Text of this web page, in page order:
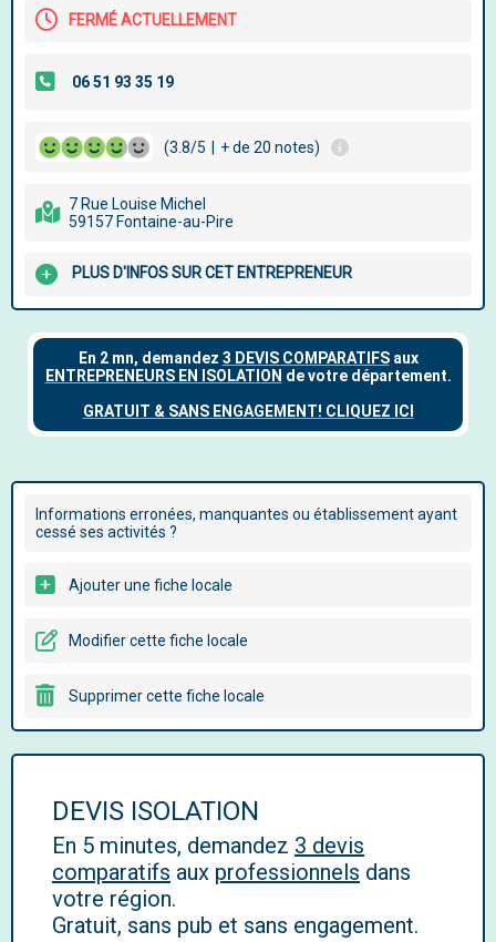
FERMÉ ACTUELLEMENT
(3.8/5 + de 20 notes)
7 Rue Louise Michel
59157 Fontaine-au-Pire
PLUS D'INFOS SUR CET ENTREPRENEUR
Informations erronées, manquantes ou établissement ayant
cessé ses activités ?
Ajouter une fiche locale
Modifier cette fiche locale
Supprimer cette fiche locale
DEVIS ISOLATION
En 5 minutes, demandez 3 devis
comparatifs aux professionnels dans
votre région.
Gratuit, sans pub et sans engagement.